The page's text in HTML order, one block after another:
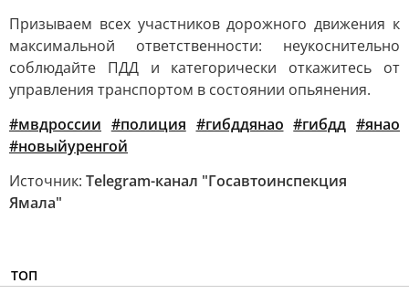
Призываем всех участников дорожного движения к
максимальной ответственности: неукоснительно
соблюдайте ПДД и категорически откажитесь от
управления транспортом в состоянии опьянения.
#мвдроссии #полиция #гибддянао #гибдд #янао
#новыйуренгой
Источник: Telegram-канал "Госавтоинспекция
Ямала"
ТОП